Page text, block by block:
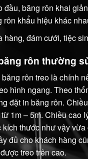
đầu, băng rôn khai
rôn khẩu hiệu khác
hàng, đám cưới, tiệc
rôn thường
rôn treo là chính
hình ngang. Theo
đặt in băng rôn.
1m – 5m. Chiều cao
thước như vậy vừa
đủ cho khách hàng
treo trên cao.